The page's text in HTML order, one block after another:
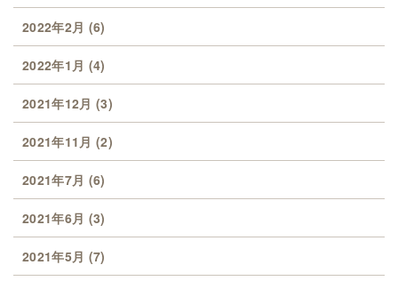
2022年2月 (6)
2022年1月 (4)
2021年12月 (3)
2021年11月 (2)
2021年7月 (6)
2021年6月 (3)
2021年5月 (7)